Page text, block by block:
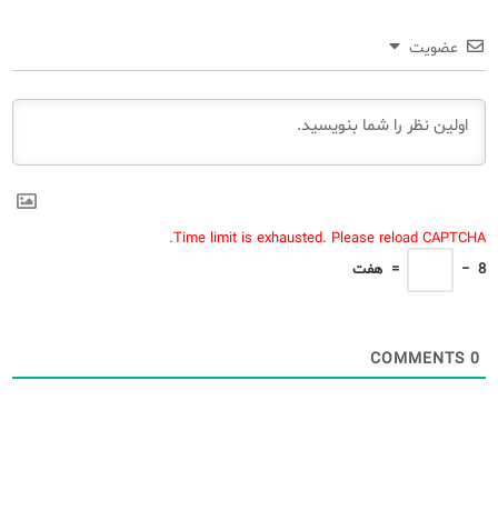
عضویت
Time limit is exhausted. Please reload CAPTCHA.
8
−
= هفت
0